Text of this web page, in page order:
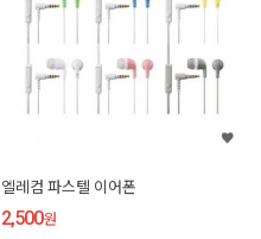
엘레컴 파스텔 이어폰
2,500원